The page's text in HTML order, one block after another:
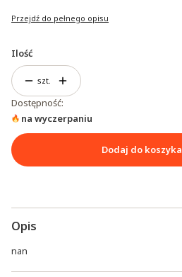
Przejdź do pełnego opisu
Ilość
szt.
Dostępność:
na wyczerpaniu
Dodaj do koszyka
Opis
nan